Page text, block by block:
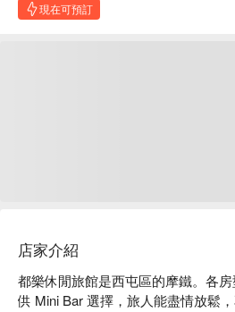
現在可預訂
店家介紹
都樂休閒旅館是西屯區的摩鐵。各
供 Mini Bar 選擇，旅人能盡情放鬆，